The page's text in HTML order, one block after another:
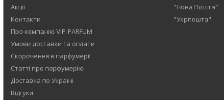
Акції
Контакти
Про компанію VIP-PARFUM
Умови доставки та оплати
Скорочення в парфумерії
Статті про парфумерію
Доставка по Україні
Відгуки
"Нова Пошта"
"Укрпошта"